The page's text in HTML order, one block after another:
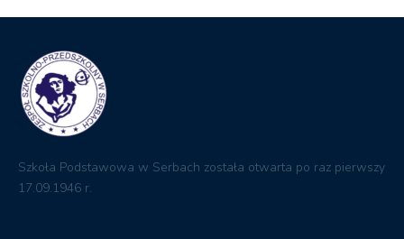
Szkoła Podstawowa w Serbach została otwarta po raz pierwszy
17.09.1946 r.